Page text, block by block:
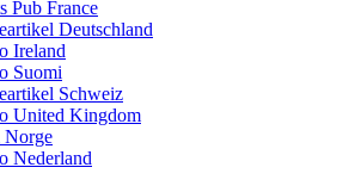
Pub France
Deutschland
Ireland
Suomi
Schweiz
United Kingdom
Nederland